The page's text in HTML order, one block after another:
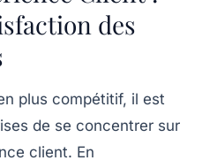
des
plus compétitif, il est
de se concentrer sur
client. En